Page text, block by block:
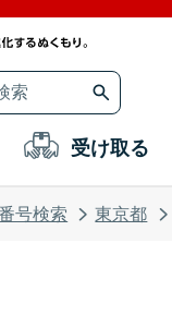
受け取る
号検索 東京都